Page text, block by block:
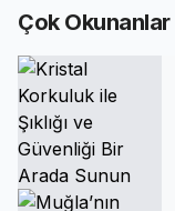
Çok Okunanlar